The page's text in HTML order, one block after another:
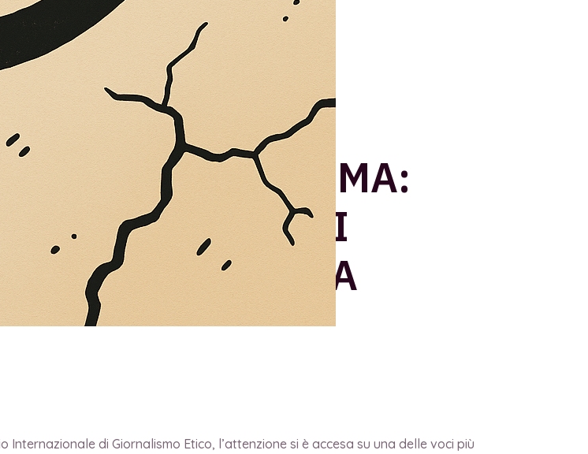
RIPARTE DA ROMA:
QUI!” DI
DELLA
di Giornalismo Etico, l’attenzione si è accesa su una delle voci più